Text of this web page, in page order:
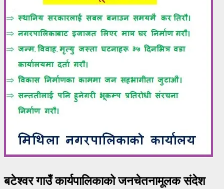
बटेश्वर गाउँ कार्यपालिकाको जनचेतनामूलक संदेश